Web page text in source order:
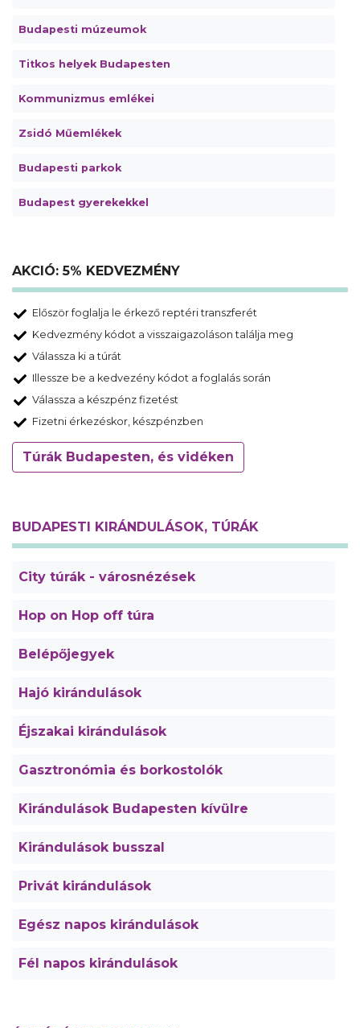
Budapesti múzeumok
Titkos helyek Budapesten
Kommunizmus emlékei
Zsidó Műemlékek
Budapesti parkok
Budapest gyerekekkel
AKCIÓ: 5% KEDVEZMÉNY
Először foglalja le érkező reptéri transzferét
Kedvezmény kódot a visszaigazoláson találja meg
Válassza ki a túrát
Illessze be a kedvezény kódot a foglalás során
Válassza a készpénz fizetést
Fizetni érkezéskor, készpénzben
Túrák Budapesten, és vidéken
BUDAPESTI KIRÁNDULÁSOK, TÚRÁK
City túrák - városnézések
Hop on Hop off túra
Belépőjegyek
Hajó kirándulások
Éjszakai kirándulások
Gasztronómia és borkostolók
Kirándulások Budapesten kívülre
Kirándulások busszal
Privát kirándulások
Egész napos kirándulások
Fél napos kirándulások